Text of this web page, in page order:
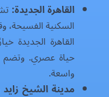
القاهرة الجديدة:
السكنية الفسيحة،
القاهرة الجديدة
حياة عصري. وتضم
واسعة.
مدينة الشيخ زايد